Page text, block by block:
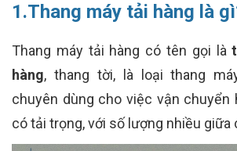
1.Thang máy tải hàng là
Thang máy tải hàng có tên gọi là
hàng, thang tời, là loại thang
chuyên dùng cho việc vận chuyển
có tải trọng, với số lượng nhiều giữa